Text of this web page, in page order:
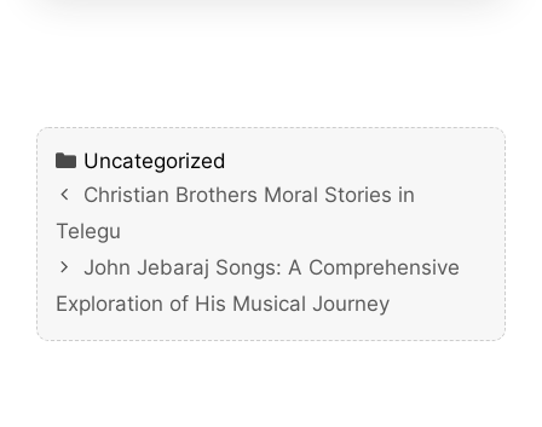
Categories
Uncategorized
Christian Brothers Moral Stories in
Telegu
John Jebaraj Songs: A Comprehensive
Exploration of His Musical Journey